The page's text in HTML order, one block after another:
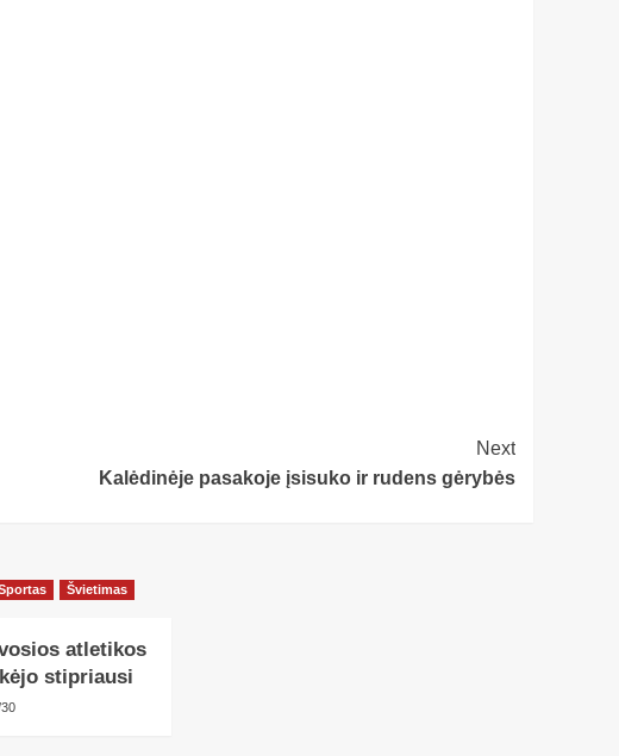
Next
Kalėdinėje pasakoje įsisuko ir rudens gėrybės
Švietimas
atletikos
stipriausi